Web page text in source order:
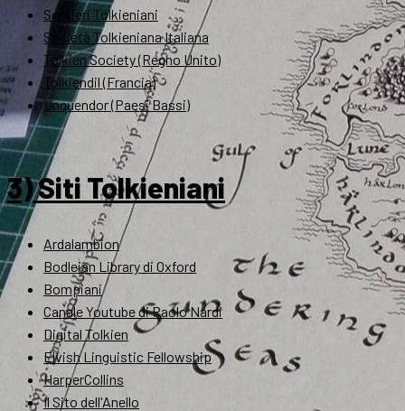
Sentieri Tolkieniani
Società Tolkieniana Italiana
Tolkien Society (Regno Unito)
Tolkiendil (Francia)
Unquendor (Paesi Bassi)
3) Siti Tolkieniani
Ardalambion
Bodleian Library di Oxford
Bompiani
Canale Youtube di Paolo Nardi
Digital Tolkien
Elvish Linguistic Fellowship
HarperCollins
Il Sito dell'Anello